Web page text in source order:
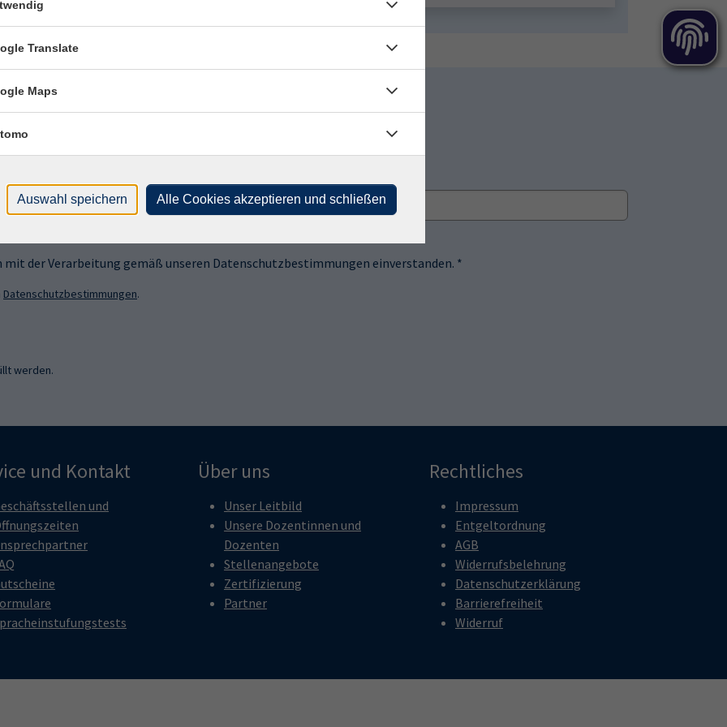
an!
mit der Verarbeitung gemäß unseren Datenschutzbestimmungen einverstanden. *
Datenschutzbestimmungen.
werden.
und Kontakt
und
Über uns
Unser Leitbild
Unsere Dozentinnen und
Dozenten
Stellenangebote
Zertifizierung
Partner
Rechtliches
Impressum
Entgeltordnung
AGB
Widerrufsbelehrung
Datenschutzerklärung
Barrierefreiheit
Widerruf
Translate
Maps
Auswahl speichern Alle Cookies akzeptieren und schließen